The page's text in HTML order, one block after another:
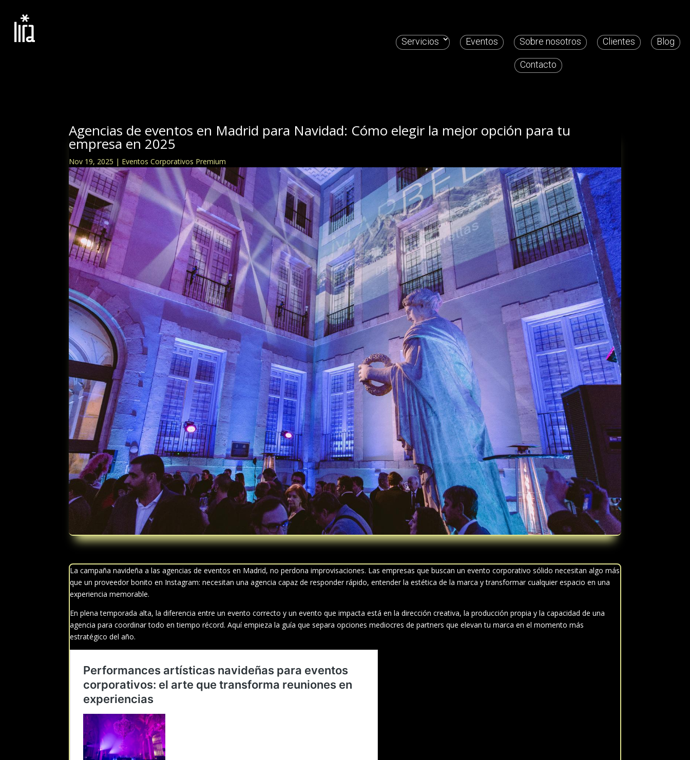
Servicios Eventos Sobre nosotros Clientes Blog
Contacto
Agencias de eventos en Madrid para Navidad: Cómo elegir la mejor opción para tu
empresa en 2025
Nov 19, 2025 | Eventos Corporativos Premium
La campaña navideña a las agencias de eventos en Madrid, no perdona improvisaciones. Las empresas que buscan un evento corporativo sólido necesitan algo más
que un proveedor bonito en Instagram: necesitan una agencia capaz de responder rápido, entender la estética de la marca y transformar cualquier espacio en una
experiencia memorable.
En plena temporada alta, la diferencia entre un evento correcto y un evento que impacta está en la dirección creativa, la producción propia y la capacidad de una
agencia para coordinar todo en tiempo récord. Aquí empieza la guía que separa opciones mediocres de partners que elevan tu marca en el momento más
estratégico del año.